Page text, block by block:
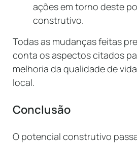
ações em torno deste
construtivo.
Todas as mudanças feitas
conta os aspectos citados
melhoria da qualidade de
local.
Conclusão
O potencial construtivo